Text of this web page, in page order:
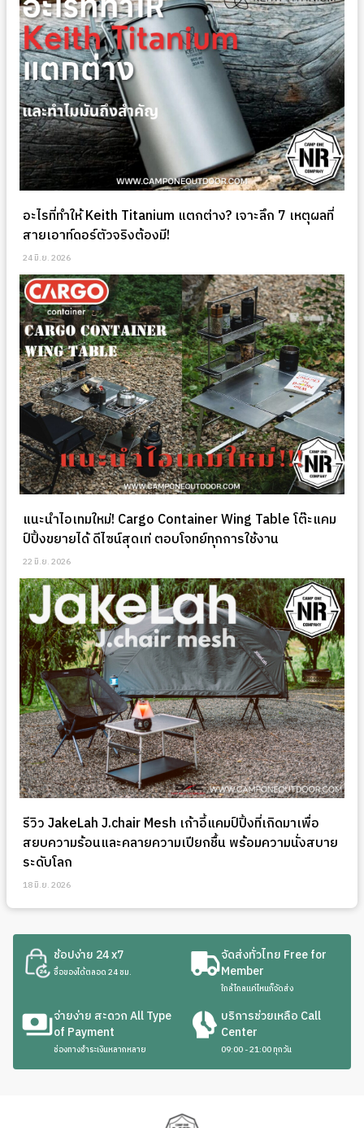
อะไรที่ทำให้ Keith Titanium แตกต่าง? เจาะลึก 7 เหตุผลที่
สายเอาท์ดอร์ตัวจริงต้องมี!
24 มิ.ย. 2026
แนะนำไอเทมใหม่! Cargo Container Wing Table โต๊ะแคม
ป์ปิ้งขยายได้ ดีไซน์สุดเท่ ตอบโจทย์ทุกการใช้งาน
22 มิ.ย. 2026
รีวิว JakeLah J.chair Mesh เก้าอี้แคมป์ปิ้งที่เกิดมาเพื่อ
สยบความร้อนและคลายความเปียกชื้น พร้อมความนั่งสบาย
ระดับโลก
18 มิ.ย. 2026
ช้อปง่าย 24 x7
ซื้อของได้ตลอด 24 ชม.
จัดส่งทั่วไทย Free for
Member
ใกล้ไกลแค่ไหนก็จัดส่ง
จ่ายง่าย สะดวก All Type
of Payment
ช่องทางชำระเงินหลากหลาย
บริการช่วยเหลือ Call
Center
09:00 - 21:00 ทุกวัน